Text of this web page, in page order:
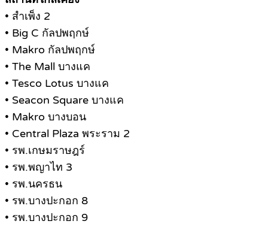
• สำเพ็ง 2
• Big C กัลปพฤกษ์
• Makro กัลปพฤกษ์
• The Mall บางแค
• Tesco Lotus บางแค
• Seacon Square บางแค
• Makro บางบอน
• Central Plaza พระราม 2
• รพ.เกษมราษฎร์
• รพ.พญาไท 3
• รพ.นครธน
• รพ.บางปะกอก 8
• รพ.บางปะกอก 9